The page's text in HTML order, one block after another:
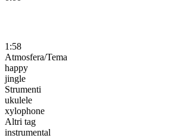
1:58
Atmosfera/Tema
happy
jingle
Strumenti
ukulele
xylophone
Altri tag
instrumental